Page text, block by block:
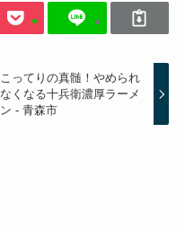
こってりの真髄！やめられ
なくなる十兵衛濃厚ラーメ
ン - 青森市